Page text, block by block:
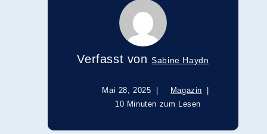
Verfasst vonSabine Haydn
Mai 28, 2025
Magazin
10 Minuten zum Lesen